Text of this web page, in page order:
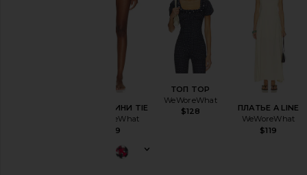
НИЗ БИКИНИ TIE
WeWoreWhat
$79
ТОП TOP
WeWoreWhat
$128
ПЛАТЬЕ A LINE
WeWoreWhat
$119